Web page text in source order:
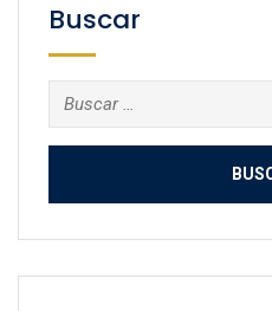
Buscar
Buscar: